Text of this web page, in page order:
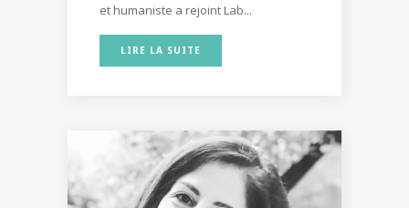
et humaniste a rejoint Lab...
LIRE LA SUITE